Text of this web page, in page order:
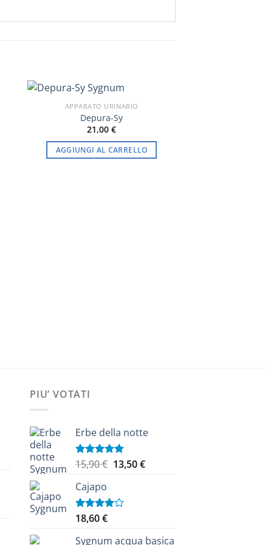
APPARATO URINARIO
Depura-Sy
21,00€
AGGIUNGI AL CARRELLO
PIU’ VOTATI
Erbe della notte
Valutato
15,90€ Il
era:
13,50€Il
Cajapo
Valutato
5
18,60€
Sygnum acqua basica